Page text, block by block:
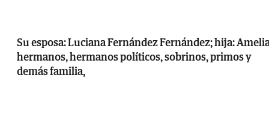
Su esposa: Luciana Fernández Fernández; hija:
hermanos, hermanos políticos, sobrinos, primos y
demás familia,